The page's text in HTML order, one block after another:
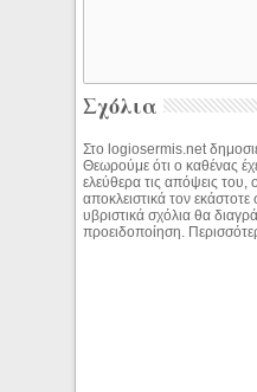
Σχόλια
Στο logiosermis.net
Θεωρούμε ότι ο καθένας
ελεύθερα τις απόψεις του,
αποκλειστικά τον
υβριστικά σχόλια θα
προειδοποίηση.